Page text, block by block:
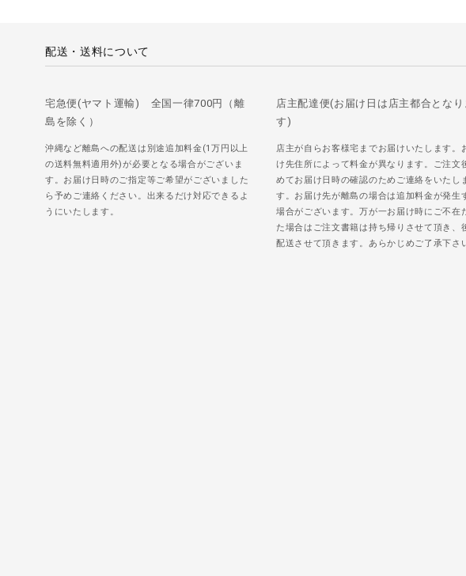
配送・送料について
宅急便(ヤマト運輸) 全国一律700円（離
島を除く）
沖縄など離島への配送は別途追加料金(1万円以上
の送料無料適用外)が必要となる場合がございま
す。お届け日時のご指定等ご希望がございました
ら予めご連絡ください。出来るだけ対応できるよ
うにいたします。
店主配達便(お届け日は店主都合となり
す)
店主が自らお客様宅までお届けいたします。
け先住所によって料金が異なります。ご注文
めてお届け日時の確認のためご連絡をいたし
す。お届け先が離島の場合は追加料金が発生
場合がございます。万が一お届け時にご不在
た場合はご注文書籍は持ち帰りさせて頂き、
配送させて頂きます。あらかじめご了承下さ